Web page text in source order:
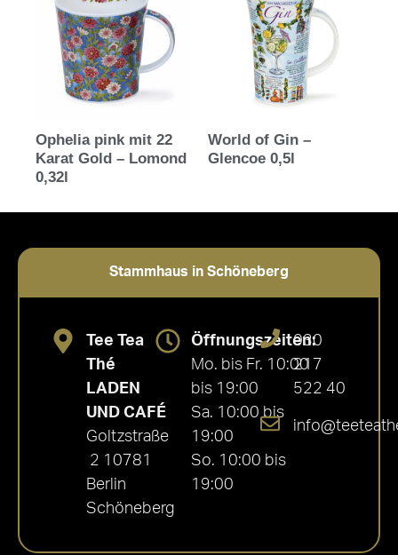
Ophelia pink mit 22
Karat Gold – Lomond
0,32l
World of Gin –
Glencoe 0,5l
Stammhaus in Schöneberg
Tee Tea
Thé
LADEN
UND CAFÉ
Goltzstraße
2 10781
Berlin
Schöneberg
Öffnungszeiten:
Mo. bis Fr. 10:00
bis 19:00
Sa. 10:00 bis
19:00
So. 10:00 bis
19:00
030
217
522 40